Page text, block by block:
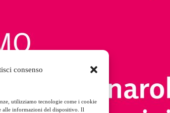
consenso
utilizziamo tecnologie come i cookie
alle informazioni del dispositivo. Il